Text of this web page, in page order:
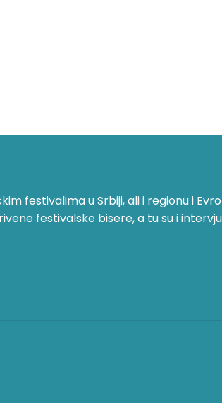
festivalima u Srbiji, ali i regionu i
festivalske bisere, a tu su i